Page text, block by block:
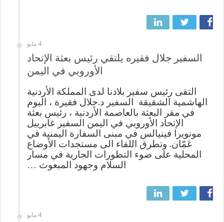
4 مايو
السفير جلال فقيره يلتقي رئيس بعثة الإتحاد
الأوروبي في اليمن
التقى رئيس سفير بلادنا لدى المملكة الأردنية
الهاشمية الشقيقة السفير د.جلال فقيرة ، اليوم
في مقر البعثة بالعاصمة الأردنية ، رئيس بعثة
الإتحاد الأوروبي في اليمن السفير غابرييل
مونويرا فينيالس في مبنى السفارة اليمنية في
عَمّان. وتطرق اللقاء الى مستجدات الأوضاع
المحلية على ضوء التطورات الجارية في مسار
السلام وجهود المبعوث …
4 مايو